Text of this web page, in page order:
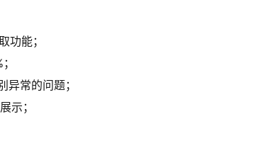
功能；
常的问题；
示；